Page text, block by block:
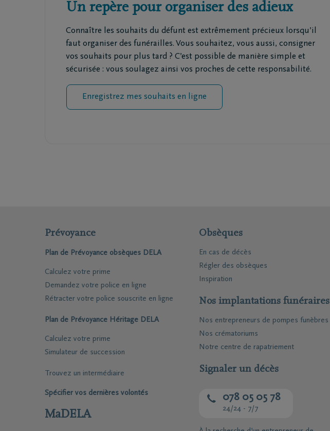
Un repère pour organiser des adieux
Connaître les souhaits du défunt est extrêmement précieux lorsqu’il
faut organiser des funérailles. Vous souhaitez, vous aussi, consigner
vos souhaits pour plus tard ? C’est possible de manière simple et
sécurisée : vous soulagez ainsi vos proches de cette responsabilité.
Enregistrez mes souhaits en ligne
Prévoyance
Plan de Prévoyance obsèques DELA
Calculez votre prime
Demandez votre police en ligne
Rétracter votre police souscrite en ligne
Plan de Prévoyance Héritage DELA
Calculez votre prime
Simulateur de succession
Trouvez un intermédiaire
Spécifier vos dernières volontés
MaDELA
Obsèques
En cas de décès
Régler des obsèques
Inspiration
Nos implantations funéraires
Nos entrepreneurs de pompes funèbres
Nos crématoriums
Notre centre de rapatriement
Signaler un décès
078 05 05 78
24/24 - 7/7